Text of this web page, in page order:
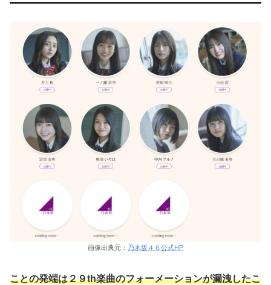
画像出典元： 乃木坂４６公式HP
ことの発端は２９th楽曲のフォーメーションが漏洩したこ